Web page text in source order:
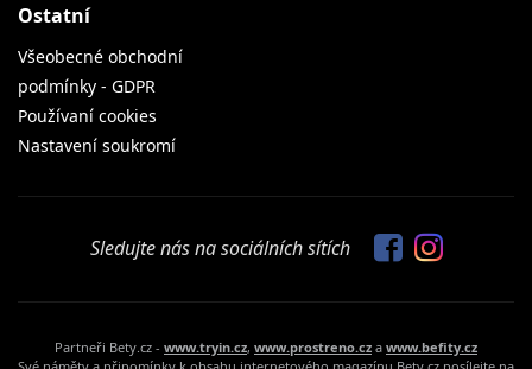
Ostatní
Všeobecné obchodní
podmínky - GDPR
Používaní cookies
Nastavení soukromí
Sledujte nás na sociálních sítích
Partneři Bety.cz - www.tryin.cz, www.prostreno.cz a www.befity.cz